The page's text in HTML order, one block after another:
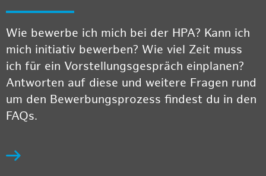
Wie bewerbe ich mich bei der HPA? Kann ich
mich initiativ bewerben? Wie viel Zeit muss
ich für ein Vorstellungsgespräch einplanen?
Antworten auf diese und weitere Fragen rund
um den Bewerbungsprozess findest du in den
FAQs.